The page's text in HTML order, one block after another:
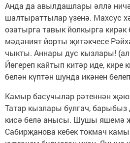
Анда да авылдашлары әллә
шалтыраттылар үзенә. Махсус
озатырга тавык йолкырга кирәк
мәдәният йорты җитәкчесе
чыкты. Аннары дус кызлары!
Йөгереп кайтып китәр иде, кире
белән күптән шунда икәнен
Камыр басучылар рәтеннән
Татар кызлары булгач, барыбыз
кисә белә анысы. Шушы яшемә
Сабирҗанова кебек токмач